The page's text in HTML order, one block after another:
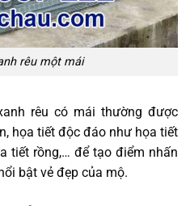
rêu một mái
rêu có mái thường được
họa tiết độc đáo như họa tiết
tiết rồng,… để tạo điểm nhấn
bật vẻ đẹp của mộ.